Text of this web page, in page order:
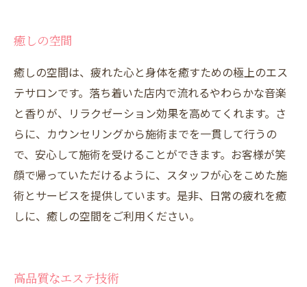
癒しの空間
癒しの空間は、疲れた心と身体を癒すための極上のエス
テサロンです。落ち着いた店内で流れるやわらかな音楽
と香りが、リラクゼーション効果を高めてくれます。さ
らに、カウンセリングから施術までを一貫して行うの
で、安心して施術を受けることができます。お客様が笑
顔で帰っていただけるように、スタッフが心をこめた施
術とサービスを提供しています。是非、日常の疲れを癒
しに、癒しの空間をご利用ください。
高品質なエステ技術